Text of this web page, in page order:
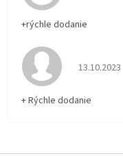
+rýchle dodanie
13.10.2023
+ Rýchle dodanie